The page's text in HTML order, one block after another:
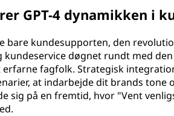
GPT-4 dynamikken i
bare kundesupporten, den
kundeservice døgnet rundt med
fagfolk. Strategisk
at indarbejde dit brands tone
sig på en fremtid, hvor "Vent